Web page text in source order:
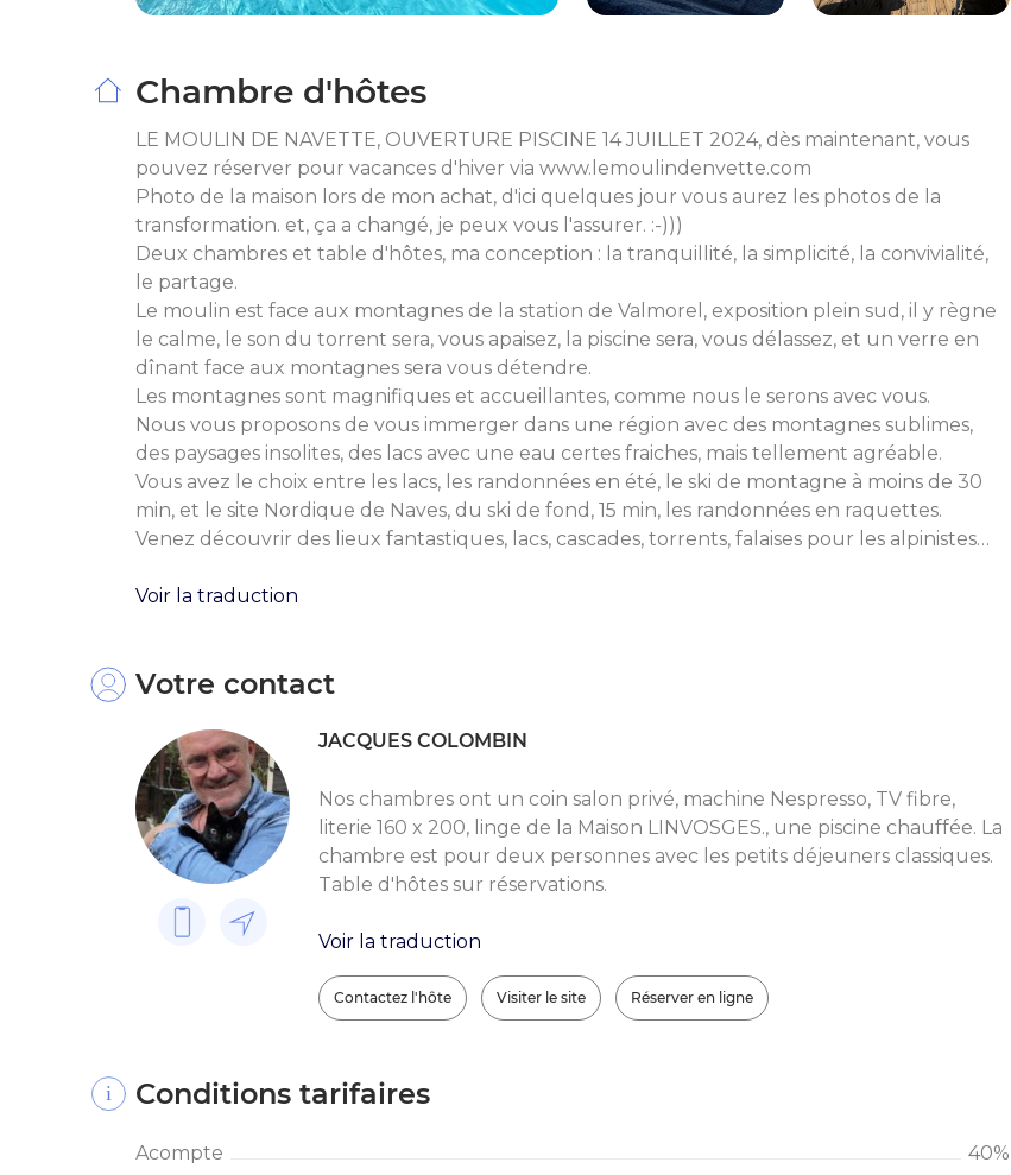
Chambre d'hôtes
LE MOULIN DE NAVETTE, OUVERTURE PISCINE 14 JUILLET 2024, dès maintenant, vous
pouvez réserver pour vacances d'hiver via www.lemoulindenvette.com
Photo de la maison lors de mon achat, d'ici quelques jour vous aurez les photos de la
transformation. et, ça a changé, je peux vous l'assurer. :-)))
Deux chambres et table d'hôtes, ma conception : la tranquillité, la simplicité, la convivialité,
le partage.
Le moulin est face aux montagnes de la station de Valmorel, exposition plein sud, il y règne
le calme, le son du torrent sera, vous apaisez, la piscine sera, vous délassez, et un verre en
dînant face aux montagnes sera vous détendre.
Les montagnes sont magnifiques et accueillantes, comme nous le serons avec vous.
Nous vous proposons de vous immerger dans une région avec des montagnes sublimes,
des paysages insolites, des lacs avec une eau certes fraiches, mais tellement agréable.
Vous avez le choix entre les lacs, les randonnées en été, le ski de montagne à moins de 30
min, et le site Nordique de Naves, du ski de fond, 15 min, les randonnées en raquettes.
Venez découvrir des lieux fantastiques, lacs, cascades, torrents, falaises pour les alpinistes…
Voir la traduction
Votre contact
JACQUES COLOMBIN
Nos chambres ont un coin salon privé, machine Nespresso, TV fibre,
literie 160 x 200, linge de la Maison LINVOSGES., une piscine chauffée. La
chambre est pour deux personnes avec les petits déjeuners classiques.
Table d'hôtes sur réservations.
Voir la traduction
Contactez l'hôte Visiter le site Réserver en ligne
Conditions tarifaires
Acompte
40%